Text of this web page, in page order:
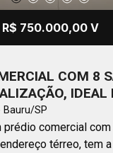
R$ 750.000,00 V
COM 8
IDEAL
Bauru/SP
prédio comercial
térreo, tem